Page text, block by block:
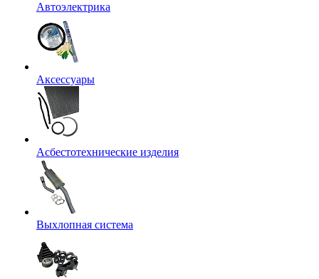
Автоэлектрика
Аксессуары
Асбестотехнические изделия
Выхлопная система